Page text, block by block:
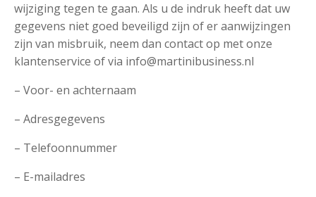
wijziging tegen te gaan. Als u de indruk heeft dat uw
gegevens niet goed beveiligd zijn of er aanwijzingen
zijn van misbruik, neem dan contact op met onze
klantenservice of via info@martinibusiness.nl
– Voor- en achternaam
– Adresgegevens
– Telefoonnummer
– E-mailadres